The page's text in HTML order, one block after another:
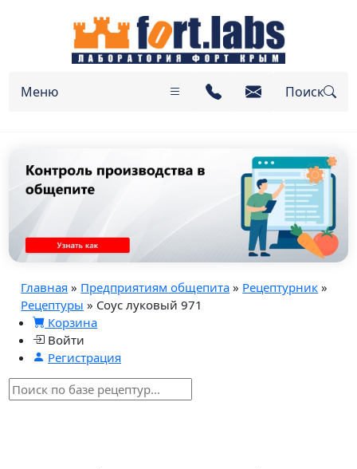
Меню Поиск
Главная » Предприятиям общепита » Рецептурник »
Рецептуры » Соус луковый 971
Корзина
Войти
Регистрация